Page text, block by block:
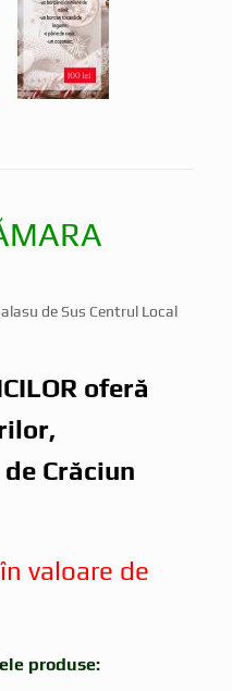
de Sus Centrul Local
oferă
Crăciun
valoare de
produse: